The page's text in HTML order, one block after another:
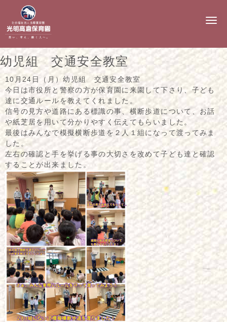
N
g
a
n
幼児組 交通安全教室
10月24日（月）幼児組 交通安全教室
今日は市役所と警察の方が保育園に来園して下さり、子ども
達に交通ルールを教えてくれました。
信号の見方や道路にある標識の事、横断歩道について、お話
や紙芝居を用いて分かりやすく伝えてもらいました。
最後はみんなで模擬横断歩道を２人１組になって渡ってみま
した。
左右の確認と手を挙げる事の大切さを改めて子ども達と確認
することが出来ました。